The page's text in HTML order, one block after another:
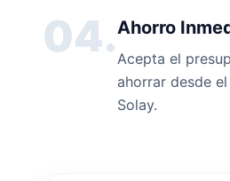
04.Ahorro
Acepta el
ahorrar desde
Solay.